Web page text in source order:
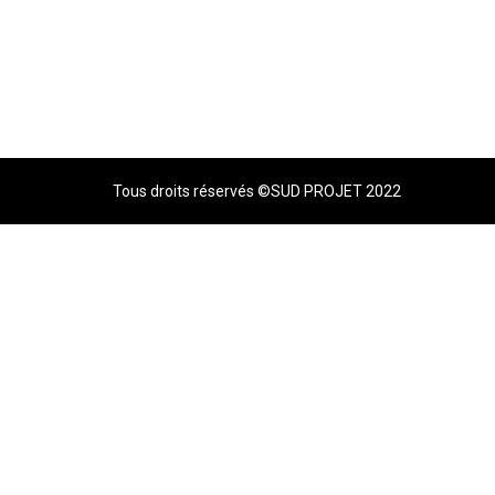
Tous droits réservés ©SUD PROJET 2022